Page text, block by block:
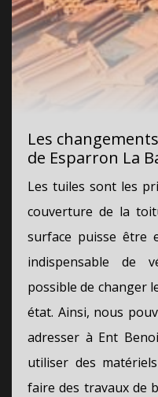
Les
de Esparron La
Les tuiles sont les
couverture de la
surface puisse être
indispensable de
possible de changer
état. Ainsi, nous
adresser à Ent
utiliser des
faire des travaux de